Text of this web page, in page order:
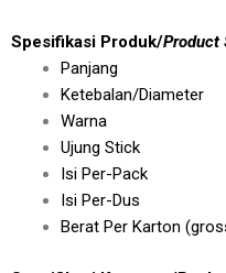
Spesifikasi Produk/Product
Ketebalan/
Ujung
Isi Per-
Isi Per-
Berat Per Karton